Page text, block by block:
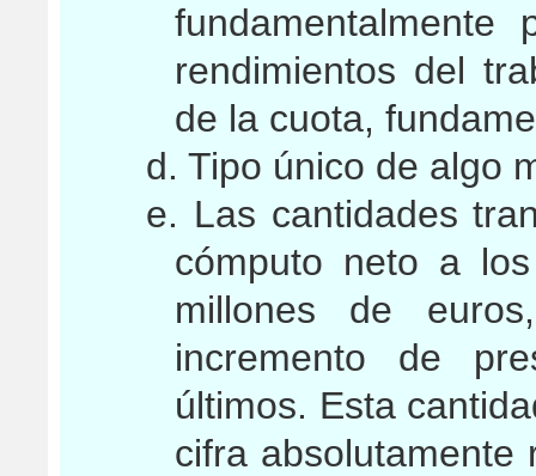
rendimientos del
de la cuota,
d. Tipo único de algo
e. Las cantidades
cómputo neto a
millones de
incremento de
últimos. Esta
cifra absolutamente